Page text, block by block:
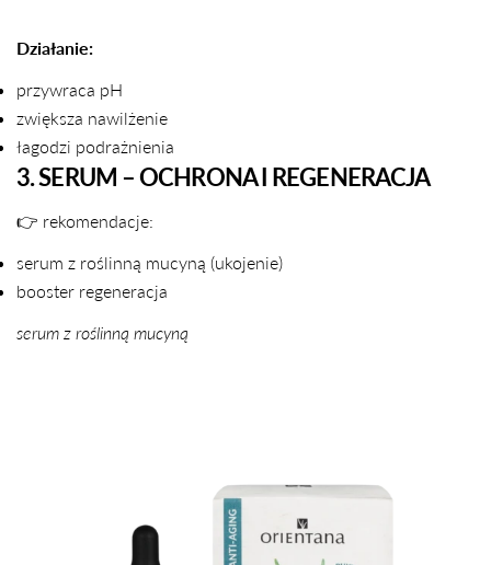
Działanie:
przywraca pH
zwiększa nawilżenie
łagodzi podrażnienia
3. SERUM – OCHRONA I REGENERACJA
👉 rekomendacje:
serum z roślinną mucyną (ukojenie)
booster regeneracja
serum z roślinną mucyną